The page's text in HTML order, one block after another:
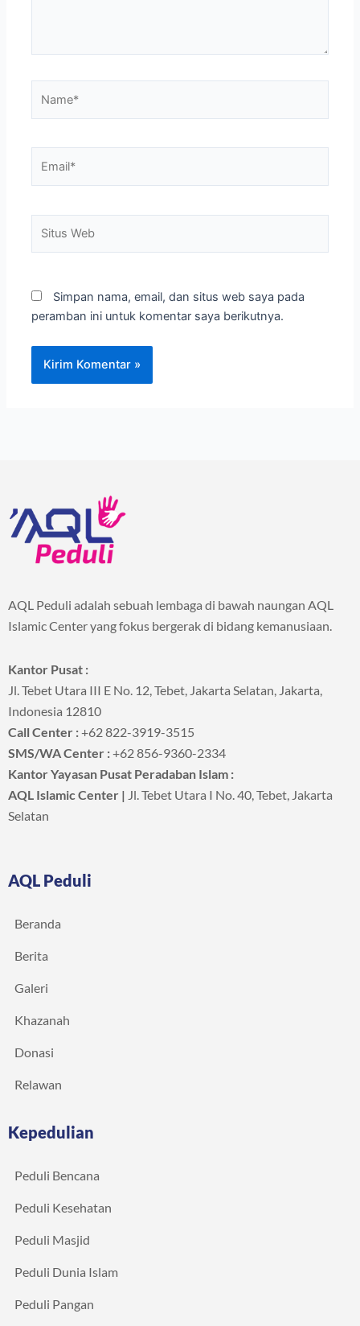
Simpan nama, email, dan situs web saya pada
peramban ini untuk komentar saya berikutnya.
AQL Peduli adalah sebuah lembaga di bawah naungan AQL
Islamic Center yang fokus bergerak di bidang kemanusiaan.
Kantor Pusat :
Jl. Tebet Utara III E No. 12, Tebet, Jakarta Selatan, Jakarta,
Indonesia 12810
Call Center :+62 822-3919-3515
SMS/WA Center :+62 856-9360-2334
Kantor Yayasan Pusat Peradaban Islam :
AQL Islamic Center | Jl. Tebet Utara I No. 40, Tebet, Jakarta
Selatan
AQL Peduli
Beranda
Berita
Galeri
Khazanah
Donasi
Relawan
Kepedulian
Peduli Bencana
Peduli Kesehatan
Peduli Masjid
Peduli Dunia Islam
Peduli Pangan